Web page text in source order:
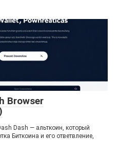
Browser
Dash — альткоин, который
Биткоина и его ответвление,